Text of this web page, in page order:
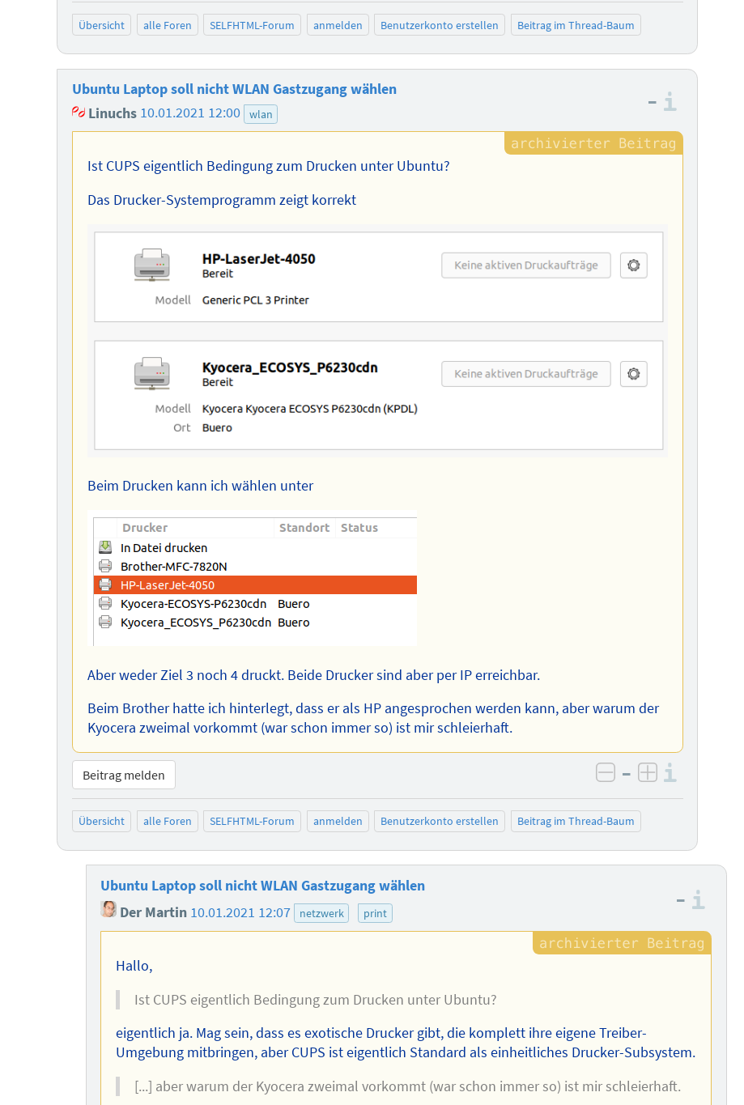
Übersicht alle Foren SELFHTML-Forum anmelden Benutzerkonto erstellen Beitrag im Thread-Baum
Ubuntu Laptop soll nicht WLAN Gastzugang wählen
Linuchs 10.01.2021 12:00 wlan
–
Ist CUPS eigentlich Bedingung zum Drucken unter Ubuntu?
Das Drucker-Systemprogramm zeigt korrekt
Beim Drucken kann ich wählen unter
Aber weder Ziel 3 noch 4 druckt. Beide Drucker sind aber per IP erreichbar.
Beim Brother hatte ich hinterlegt, dass er als HP angesprochen werden kann, aber warum der
Kyocera zweimal vorkommt (war schon immer so) ist mir schleierhaft.
Beitrag melden negativ bewerten
– positiv
Übersicht alle Foren SELFHTML-Forum anmelden Benutzerkonto erstellen Beitrag im Thread-Baum
Ubuntu Laptop soll nicht WLAN Gastzugang wählen
Der Martin 10.01.2021 12:07 netzwerk print
–
Hallo,
Ist CUPS eigentlich Bedingung zum Drucken unter Ubuntu?
eigentlich ja. Mag sein, dass es exotische Drucker gibt, die komplett ihre eigene Treiber-
Umgebung mitbringen, aber CUPS ist eigentlich Standard als einheitliches Drucker-Subsystem.
[...] aber warum der Kyocera zweimal vorkommt (war schon immer so) ist mir schleierhaft.